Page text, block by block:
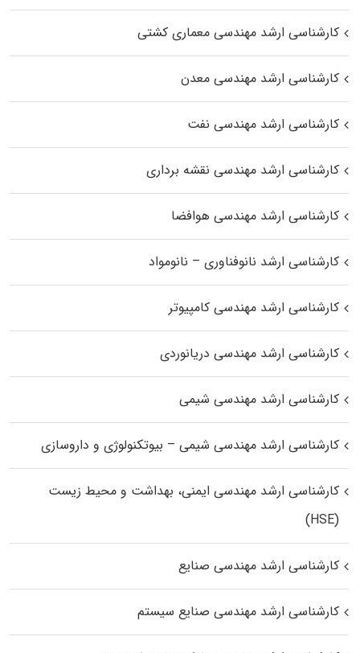
کارشناسی ارشد مهندسی معماری کشتی
کارشناسی ارشد مهندسی معدن
کارشناسی ارشد مهندسی نفت
کارشناسی ارشد مهندسی نقشه برداری
کارشناسی ارشد مهندسی هوافضا
کارشناسی ارشد نانوفناوری – نانومواد
کارشناسی ارشد مهندسی کامپیوتر
کارشناسی ارشد مهندسی دریانوردی
کارشناسی ارشد مهندسی شیمی
کارشناسی ارشد مهندسی شیمی – بیوتکنولوژی و داروسازی
کارشناسی ارشد مهندسی ایمنی، بهداشت و محیط زیست
(HSE)
کارشناسی ارشد مهندسی صنایع
کارشناسی ارشد مهندسی صنایع سیستم